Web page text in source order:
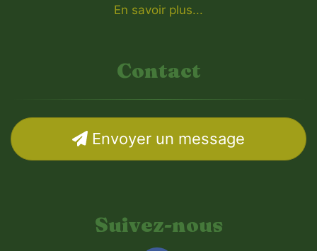
En savoir plus...
Contact
Envoyer un message
Suivez-nous